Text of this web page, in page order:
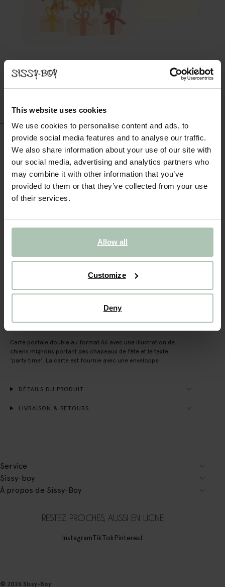
This website uses cookies
We use cookies to personalise content and ads, to
provide social media features and to analyse our traffic.
We also share information about your use of our site with
our social media, advertising and analytics partners who
may combine it with other information that you’ve
provided to them or that they’ve collected from your use
of their services.
Allow all
Customize
Deny
Carte postale party time
4.50
Taille sélectionnée: Onesize
Livraison dans: 1–2 jours ouvrés
AJOUTER AU PANIER
VOIR LE STOCK EN MAGASIN
Livraison rapide
DESCRIPTION
Carte postale double au format A6 avec une illustration de
chiens mignons portant des chapeaux de fête et le texte
‘party time’. La carte est fournie avec une enveloppe.
DÉTAILS DU PRODUIT
LIVRAISON & RETOURS
Service
Sissy-boy
À propos de Sissy-Boy
RESTEZ PROCHES, AUSSI EN LIGNE
InstagramTikTokPinterest
© 2026 Sissy-Boy